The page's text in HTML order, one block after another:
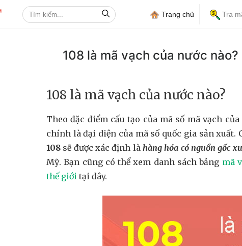
Trang chủ Tra
108 là mã vạch của nước
108 là mã vạch của nước nào?
Theo đặc điểm cấu tạo của mã số mã vạch
chính là đại diện của mã số quốc gia sản xuất.
108 sẽ được xác định là hàng hóa có nguồn gốc
Mỹ. Bạn cũng có thể xem danh sách bảng mã
thế giới tại đây.